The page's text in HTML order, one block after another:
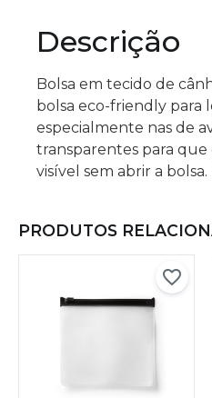
Descrição
Bolsa em tecido de
bolsa eco-friendly para
especialmente nas de
transparentes para que
visível sem abrir a
PRODUTOS